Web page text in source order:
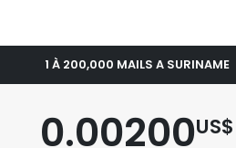
1 À 200,000 MAILS A SURINAME
0.00200US$